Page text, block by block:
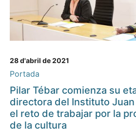
28 d'abril de 2021
Portada
Pilar Tébar comienza su
directora del Instituto
el reto de trabajar por la
de la cultura